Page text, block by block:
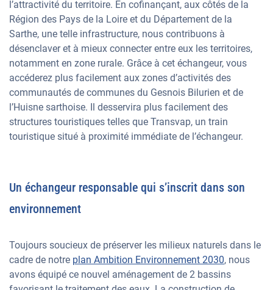
l’attractivité du territoire. En cofinançant, aux côtés de la
Région des Pays de la Loire et du Département de la
Sarthe, une telle infrastructure, nous contribuons à
désenclaver et à mieux connecter entre eux les territoires,
notamment en zone rurale. Grâce à cet échangeur, vous
accéderez plus facilement aux zones d’activités des
communautés de communes du Gesnois Bilurien et de
l’Huisne sarthoise. Il desservira plus facilement des
structures touristiques telles que Transvap, un train
touristique situé à proximité immédiate de l’échangeur.
Un échangeur responsable qui s’inscrit dans son
environnement
Toujours soucieux de préserver les milieux naturels dans le
cadre de notre plan Ambition Environnement 2030, nous
avons équipé ce nouvel aménagement de 2 bassins